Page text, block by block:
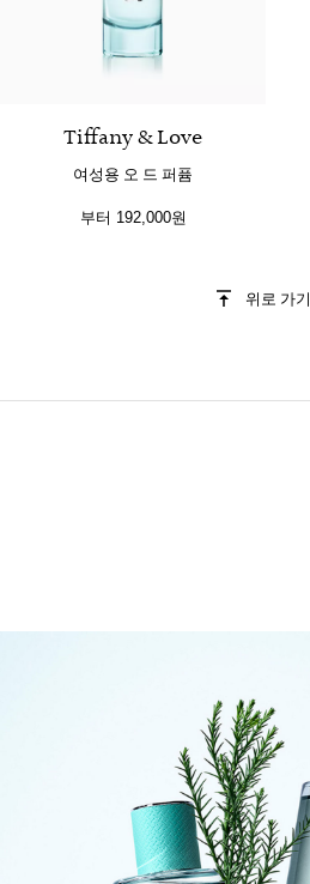
Tiffany & Love
여성용 오 드 퍼퓸
부터 192,000원
위로 가기